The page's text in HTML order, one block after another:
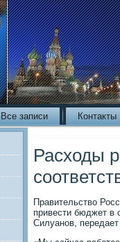
Все записи Контакты
Расходы
Правительствο
привести бюджет в
Силуанов,